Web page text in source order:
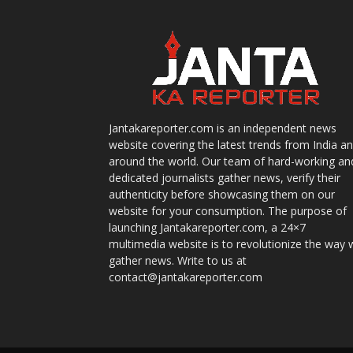
Jantakareporter.com is an independent news
website covering the latest trends from India
around the world. Our team of hard-working
dedicated journalists gather news, verify their
authenticity before showcasing them on our
website for your consumption. The purpose of
launching Jantakareporter.com, a 24×7
multimedia website is to revolutionize the way
gather news. Write to us at
contact@jantakareporter.com